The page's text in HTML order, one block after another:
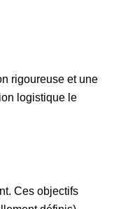
rigoureuse et une
logistique le
Ces objectifs